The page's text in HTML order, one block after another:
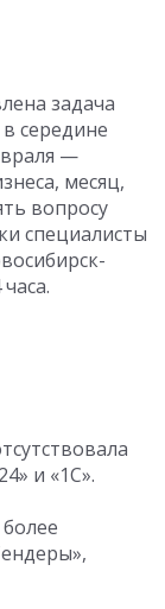
задача
середине
—
месяц,
вопросу
специалисты
и «1С».